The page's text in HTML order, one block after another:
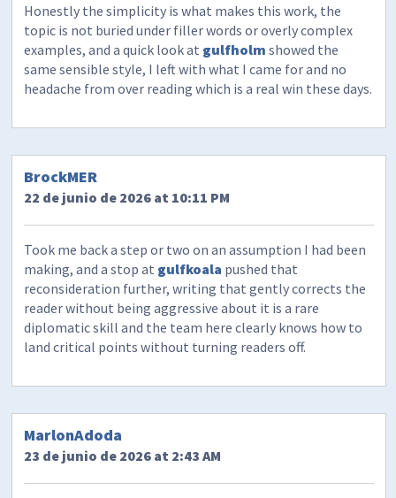
Honestly the simplicity is what makes this work, the
topic is not buried under filler words or overly complex
examples, and a quick look at gulfholm showed the
same sensible style, I left with what I came for and no
headache from over reading which is a real win these days.
BrockMER
22 de junio de 2026 at 10:11 PM
Took me back a step or two on an assumption I had been
making, and a stop at gulfkoala pushed that
reconsideration further, writing that gently corrects the
reader without being aggressive about it is a rare
diplomatic skill and the team here clearly knows how to
land critical points without turning readers off.
MarlonAdoda
23 de junio de 2026 at 2:43 AM